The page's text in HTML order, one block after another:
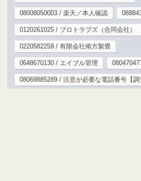
08008050003 / 楽天／本人確認
0120261025 / プロトラブズ（合同会社）
0220582259 / 有限会社南方製畳
0648670130 / エイブル管理
08069885289 / 注意が必要な電話番号【調